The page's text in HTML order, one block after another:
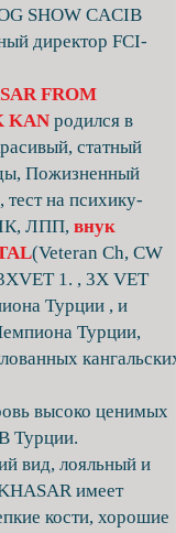
SHOW CACIB
директор FCI-
FROM
KAN родился в
статный
Пожизненный
тест на психику-
ЛПП, внук
(Veteran Ch, CW
1. , 3X VET
Турции , и
Турции,
кангальских
высоко ценимых
Турции.
вид, лояльный и
имеет
кости, хорошие